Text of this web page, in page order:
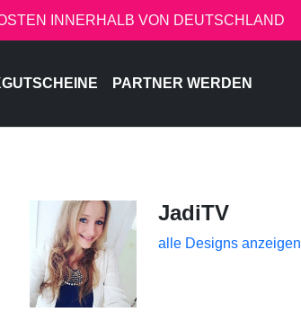
INNERHALB VON DEUTSCHLAND
PARTNER WERDEN
JadiTV
alle Designs anzeigen